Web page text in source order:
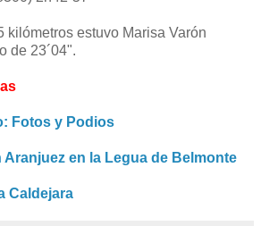
kilómetros estuvo Marisa Varón
de 23´04".
Fotos y Podios
Aranjuez en la Legua de Belmonte
Caldejara